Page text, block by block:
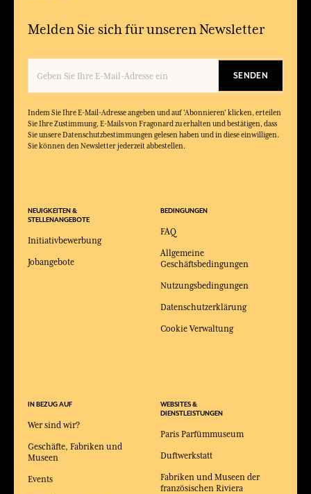
Melden Sie sich für unseren Newsletter
SENDEN
Indem Sie Ihre E-Mail-Adresse angeben und auf 'Abonnieren' klicken, erteilen
Sie Ihre Zustimmung, E-Mails von Fragonard zu erhalten und bestätigen, dass
Sie unsere Datenschutzbestimmungen gelesen haben und in diese einwilligen.
Sie können den Newsletter jederzeit abbestellen.
BEDINGUNGEN
FAQ
Allgemeine
Geschäftsbedingungen
Nutzungsbedingungen
Datenschutzerklärung
Cookie Verwaltung
WEBSITES &
DIENSTLEISTUNGEN
Paris Parfümmuseum
Duftwerkstatt
Fabriken und Museen der
französischen Riviera
IN BEZUG AUF
Wer sind wir?
Geschäfte, Fabriken und
Museen
Events
NEUIGKEITEN &
STELLENANGEBOTE
Initiativbewerbung
Jobangebote